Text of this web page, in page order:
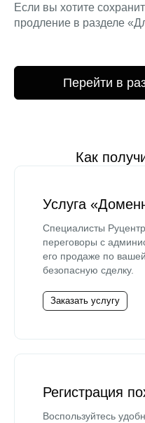
Если вы хотите
продление в разделе
Перейти в
Как
Услуга
Специалисты
переговоры с
его продаже по
безопасную сделку.
Заказать услугу
Регистрация
Воспользуйтесь